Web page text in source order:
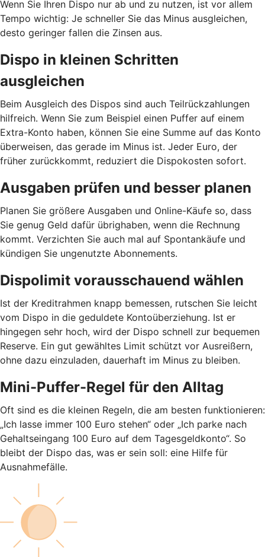
Wenn Sie Ihren Dispo nur ab und zu nutzen, ist vor allem
Tempo wichtig: Je schneller Sie das Minus ausgleichen,
desto geringer fallen die Zinsen aus.
Dispo in kleinen Schritten
ausgleichen
Beim Ausgleich des Dispos sind auch Teilrückzahlungen
hilfreich. Wenn Sie zum Beispiel einen Puffer auf einem
Extra-Konto haben, können Sie eine Summe auf das Konto
überweisen, das gerade im Minus ist. Jeder Euro, der
früher zurückkommt, reduziert die Dispokosten sofort.
Ausgaben prüfen und besser planen
Planen Sie größere Ausgaben und Online-Käufe so, dass
Sie genug Geld dafür übrighaben, wenn die Rechnung
kommt. Verzichten Sie auch mal auf Spontankäufe und
kündigen Sie ungenutzte Abonnements.
Dispolimit vorausschauend wählen
Ist der Kreditrahmen knapp bemessen, rutschen Sie leicht
vom Dispo in die geduldete Kontoüberziehung. Ist er
hingegen sehr hoch, wird der Dispo schnell zur bequemen
Reserve. Ein gut gewähltes Limit schützt vor Ausreißern,
ohne dazu einzuladen, dauerhaft im Minus zu bleiben.
Mini-Puffer-Regel für den Alltag
Oft sind es die kleinen Regeln, die am besten funktionieren:
„Ich lasse immer 100 Euro stehen“ oder „Ich parke nach
Gehaltseingang 100 Euro auf dem Tagesgeldkonto“. So
bleibt der Dispo das, was er sein soll: eine Hilfe für
Ausnahmefälle.